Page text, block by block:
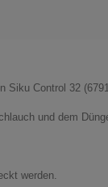
Siku Control 32
und dem
werden.